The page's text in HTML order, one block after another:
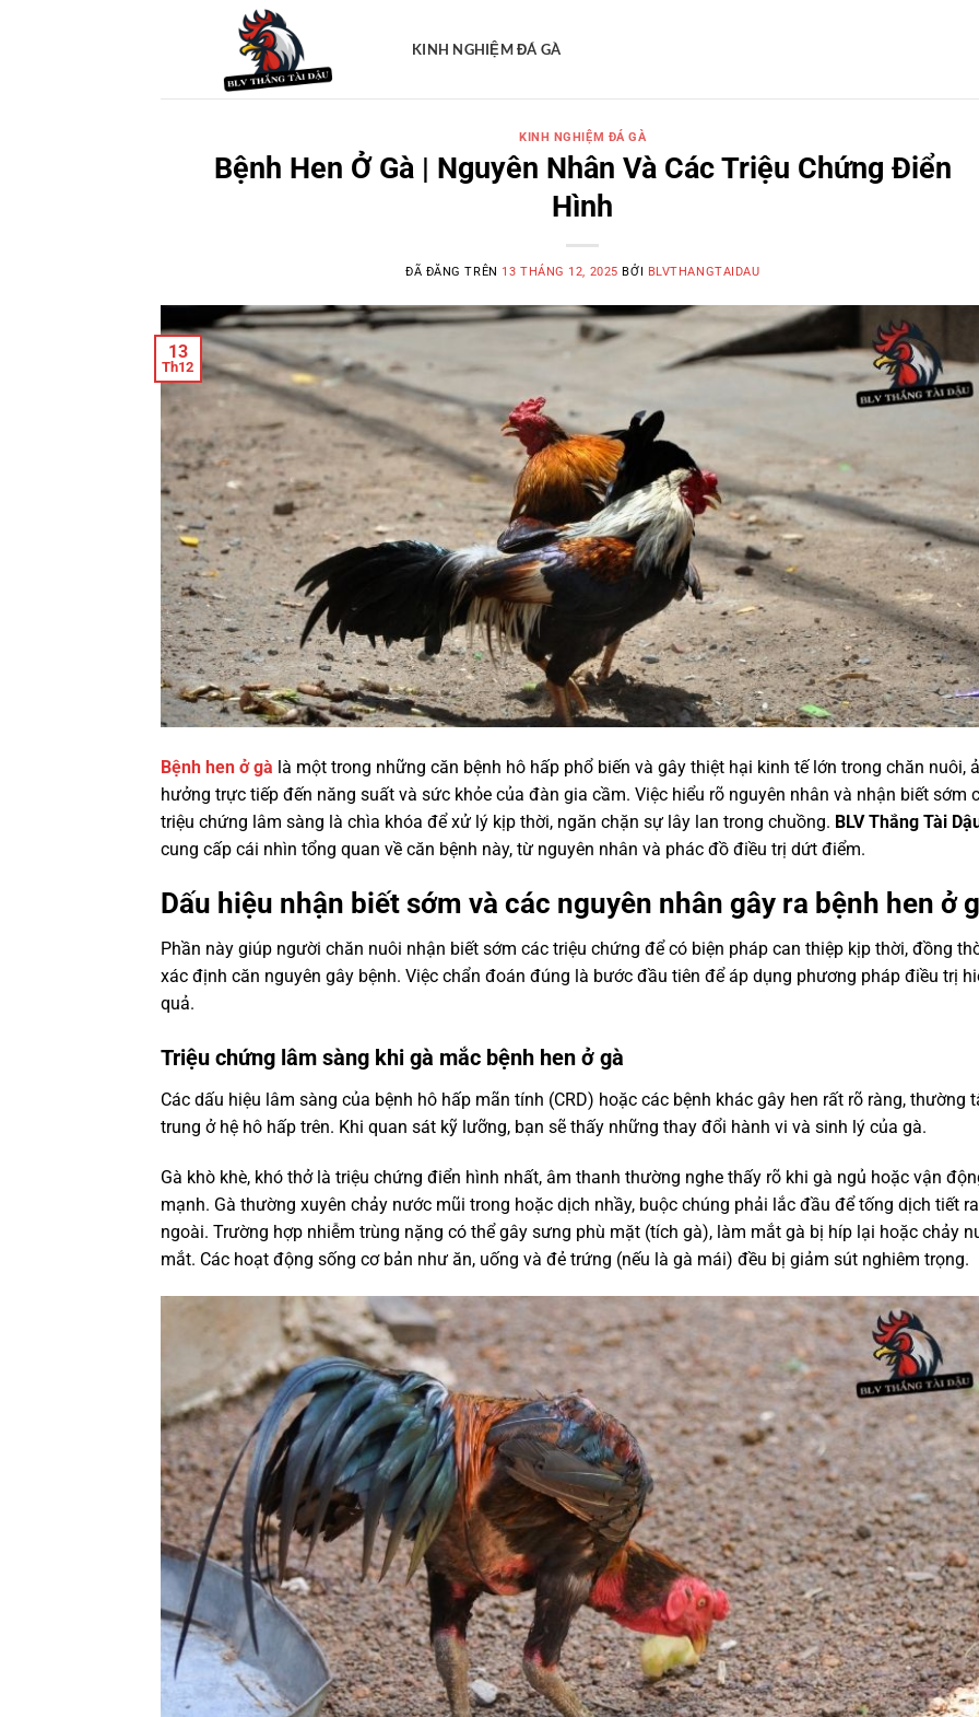
KINH NGHIỆM ĐÁ GÀ
KINH NGHIỆM ĐÁ GÀ
Bệnh Hen Ở Gà | Nguyên Nhân Và Các Triệu Chứng Điển
Hình
ĐÃ ĐĂNG TRÊN 13 THÁNG 12, 2025 BỞI BLVTHANGTAIDAU
13
Th12
Bệnh hen ở gà là một trong những căn bệnh hô hấp phổ biến và gây thiệt hại kinh tế lớn trong chăn nuôi,
hưởng trực tiếp đến năng suất và sức khỏe của đàn gia cầm. Việc hiểu rõ nguyên nhân và nhận biết sớm
triệu chứng lâm sàng là chìa khóa để xử lý kịp thời, ngăn chặn sự lây lan trong chuồng. BLV Thắng Tài
cung cấp cái nhìn tổng quan về căn bệnh này, từ nguyên nhân và phác đồ điều trị dứt điểm.
Dấu hiệu nhận biết sớm và các nguyên nhân gây ra bệnh hen ở
Phần này giúp người chăn nuôi nhận biết sớm các triệu chứng để có biện pháp can thiệp kịp thời, đồng
xác định căn nguyên gây bệnh. Việc chẩn đoán đúng là bước đầu tiên để áp dụng phương pháp điều trị
quả.
Triệu chứng lâm sàng khi gà mắc bệnh hen ở gà
Các dấu hiệu lâm sàng của bệnh hô hấp mãn tính (CRD) hoặc các bệnh khác gây hen rất rõ ràng, thường
trung ở hệ hô hấp trên. Khi quan sát kỹ lưỡng, bạn sẽ thấy những thay đổi hành vi và sinh lý của gà.
Gà khò khè, khó thở là triệu chứng điển hình nhất, âm thanh thường nghe thấy rõ khi gà ngủ hoặc vận
mạnh. Gà thường xuyên chảy nước mũi trong hoặc dịch nhầy, buộc chúng phải lắc đầu để tống dịch tiết ra
ngoài. Trường hợp nhiễm trùng nặng có thể gây sưng phù mặt (tích gà), làm mắt gà bị híp lại hoặc chảy
mắt. Các hoạt động sống cơ bản như ăn, uống và đẻ trứng (nếu là gà mái) đều bị giảm sút nghiêm trọng.